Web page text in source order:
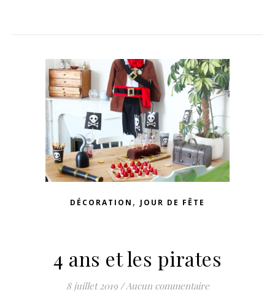
DÉCORATION , JOUR DE FÊTE
4 ans et les pirates
8 juillet 2019 /Aucun commentaire